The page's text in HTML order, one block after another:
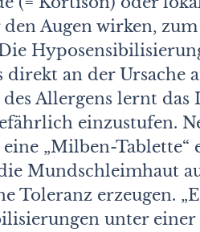
Augen wirken,
an der Ursache
des Allergens lernt
einzustufen.
„Milben-
Mundschleimhaut
Toleranz erzeugen.
unter einer